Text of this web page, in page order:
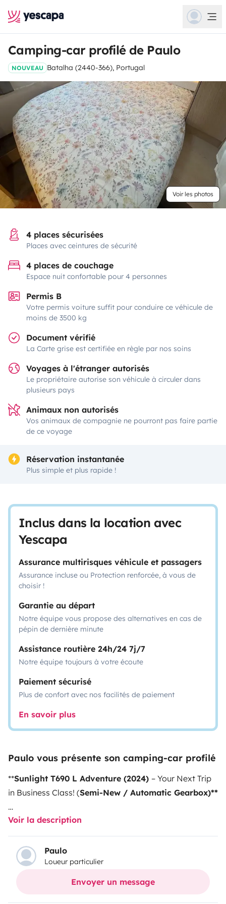
Camping-car profilé de Paulo
NOUVEAU Batalha (2440-366), Portugal
Voir les photos
4 places sécurisées
Places avec ceintures de sécurité
4 places de couchage
Espace nuit confortable pour 4 personnes
Permis B
Votre permis voiture suffit pour conduire ce véhicule de
moins de 3500 kg
Document vérifié
La Carte grise est certifiée en règle par nos soins
Voyages à l'étranger autorisés
Le propriétaire autorise son véhicule à circuler dans
plusieurs pays
Animaux non autorisés
Vos animaux de compagnie ne pourront pas faire partie
de ce voyage
Réservation instantanée
Plus simple et plus rapide !
Inclus dans la location avec
Yescapa
Assurance multirisques véhicule et passagers
Assurance incluse ou Protection renforcée, à vous de
choisir !
Garantie au départ
Notre équipe vous propose des alternatives en cas de
pépin de dernière minute
Assistance routière 24h/24 7j/7
Notre équipe toujours à votre écoute
Paiement sécurisé
Plus de confort avec nos facilités de paiement
En savoir plus
Paulo vous présente son camping-car profilé
**Sunlight T690 L Adventure (2024) – Your Next Trip
in Business Class! (Semi-New / Automatic Gearbox)**
Are you getting ready for a weekend getaway or a
major road trip? This **Sunlight T690 L Adventure**
from 2024 is the perfect choice. As a semi-new vehicle,
it combines maximum modern comfort with the
reliability of a great brand.
Voir la description
Paulo
Loueur particulier
Envoyer un message